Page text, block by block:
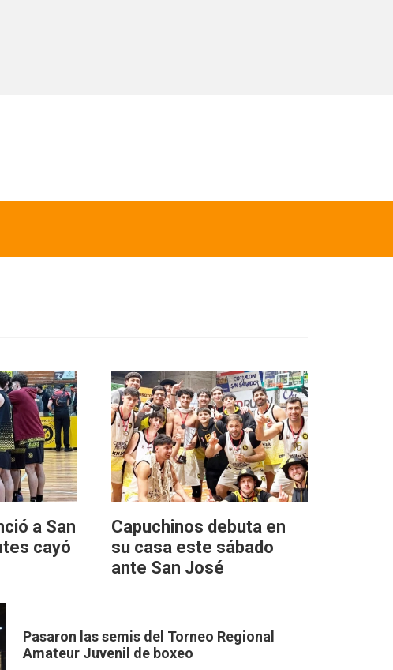
a San
cayó
Capuchinos debuta en
su casa este sábado
ante San José
Pasaron las semis del Torneo Regional
Amateur Juvenil de boxeo